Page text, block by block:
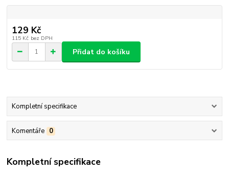
129 Kč
115 Kč bez DPH
Přidat do košíku
Kompletní specifikace
Komentáře 0
Kompletní specifikace